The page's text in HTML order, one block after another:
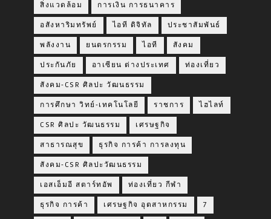
สิ่งแวดล้อม การเงิน การธนาคาร
อสังหาริมทรัพย์ ไอที ดิจิทัล ประชาสัมพันธ์
พลังงาน ยนตรกรรม ไอที สังคม
ประกันภัย อาเซียน ต่างประเทศ ท่องเที่ยว
สังคม-CSR ศิลปะ วัฒนธรรม
การศึกษา วิทย์-เทคโนโลยี ราชการ ไฮไลท์
CSR ศิลปะ วัฒนธรรม เศรษฐกิจ
สาธารณสุข ธุรกิจ การค้า การลงทุน
สังคม-CSR ศิลปะวัฒนธรรม
เอสเอ็มอี สตาร์ทอัพ ท่องเที่ยว กีฬา
ธุรกิจ การค้า เศรษฐกิจ อุตสาหกรรม 7